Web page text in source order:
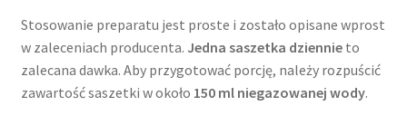
Stosowanie preparatu jest proste i zostało opisane wprost
w zaleceniach producenta. Jedna saszetka dziennieto
zalecana dawka. Aby przygotować porcję, należy rozpuścić
zawartość saszetki w około 150 ml niegazowanej wody.